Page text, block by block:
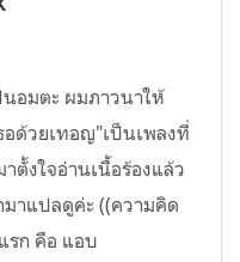
อมตะ ผมภาวนาให้
ด้วยเทอญ"เป็นเพลงที่
ตั้งใจอ่านเนื้อร้องแล้ว
มาแปลดูค่ะ ((ความคิด
รก คือ แอบ